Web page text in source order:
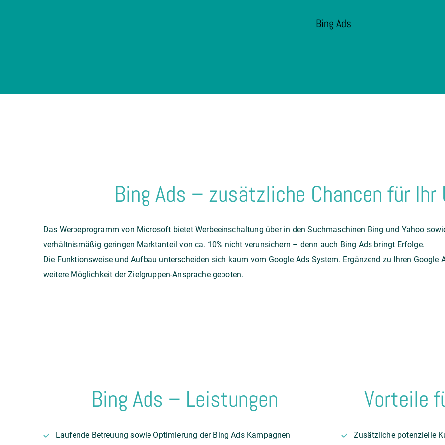
Bing Ads
Bing Ads – zusätzliche Chancen für Ihr
Das Werbeprogramm von Microsoft bietet Werbeeinschaltung über in den Suchmaschinen Bing und Yahoo
verhältnismäßig geringen Marktanteil von ca. 10% nicht verunsichern – denn auch Bing Ads bringt Erfolge.
Die Funktionsweise und Aufbau unterscheiden sich kaum vom Google Ads System. Ergänzend zu Ihren
weitere Möglichkeit der Zielgruppen-Ansprache geboten.
Bing Ads – Leistungen
Laufende Betreuung sowie Optimierung der Bing Ads Kampagnen
Vorteile
Zusätzliche potenzielle